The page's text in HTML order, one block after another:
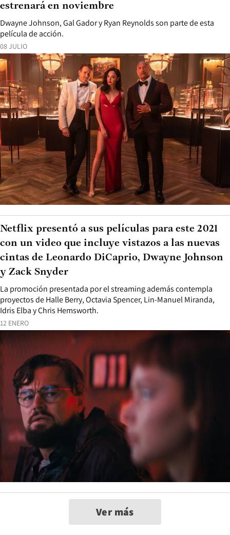
08 JULIO
Dwayne Johnson, Gal Gador y Ryan Reynolds son parte de esta
película de acción.
estrenará en noviembre
12 ENERO
La promoción presentada por el streaming además contempla
proyectos de Halle Berry, Octavia Spencer, Lin-Manuel Miranda,
Idris Elba y Chris Hemsworth.
Netflix presentó a sus películas para este 2021
con un video que incluye vistazos a las nuevas
cintas de Leonardo DiCaprio, Dwayne Johnson
y Zack Snyder
Ver más